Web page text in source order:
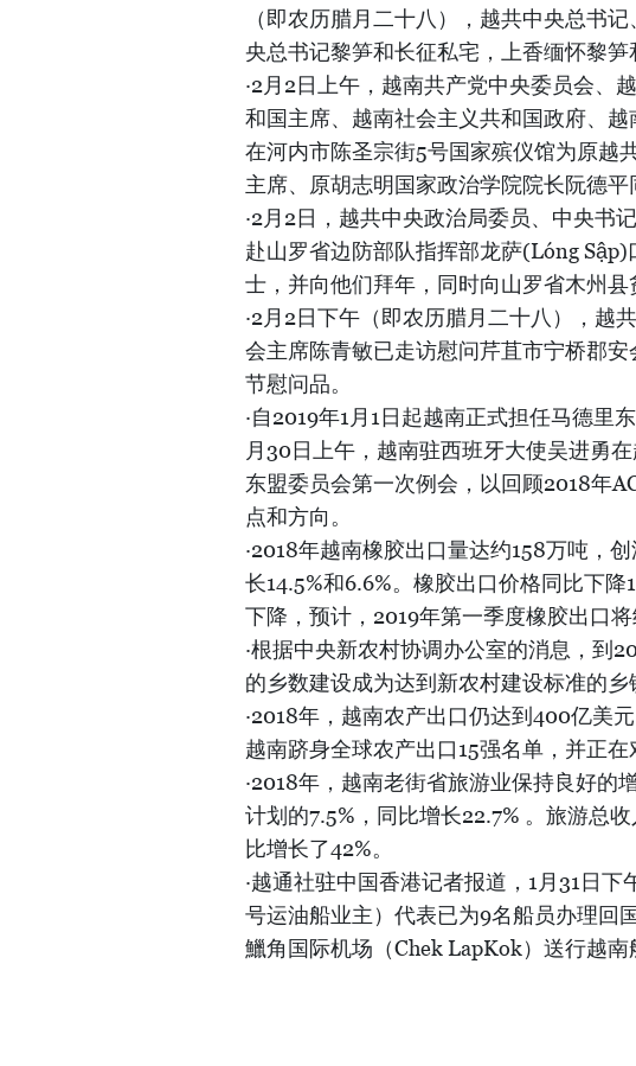
（即农历腊月二十八），越共中央总书
央总书记黎笋和长征私宅，上香缅怀黎笋
·2月2日上午，越南共产党中央委员会、
和国主席、越南社会主义共和国政府、
在河内市陈圣宗街5号国家殡仪馆为原越
主席、原胡志明国家政治学院院长阮德平
·2月2日，越共中央政治局委员、中央书
赴山罗省边防部队指挥部龙萨(Lóng
士，并向他们拜年，同时向山罗省木州县
·2月2日下午（即农历腊月二十八），越
会主席陈青敏已走访慰问芹苴市宁桥郡
节慰问品。
·自2019年1月1日起越南正式担任马德里
月30日上午，越南驻西班牙大使吴进勇
东盟委员会第一次例会，以回顾2018年
点和方向。
·2018年越南橡胶出口量达约158万吨，
长14.5%和6.6%。橡胶出口价格同比下
下降，预计，2019年第一季度橡胶出口将
·根据中央新农村协调办公室的消息，到
的乡数建设成为达到新农村建设标准的乡
·2018年，越南农产出口仍达到400亿美
越南跻身全球农产出口15强名单，并正
·2018年，越南老街省旅游业保持良好的
计划的7.5%，同比增长22.7% 。旅游总
比增长了42%。
·越通社驻中国香港记者报道，1月31日
号运油船业主）代表已为9名船员办理回
鱲角国际机场（Chek LapKok）送行越南